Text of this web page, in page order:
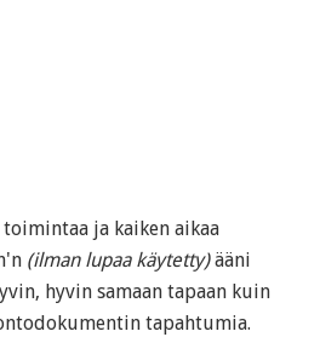
ja kaiken aikaa
(ilman lupaa käytetty)ääni
hyvin samaan tapaan kuin
tapahtumia.